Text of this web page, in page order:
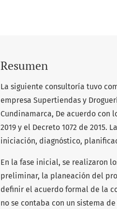
Resumen
La siguiente consultoría tuvo
empresa Supertiendas y
Cundinamarca, De acuerdo con
2019 y el Decreto 1072 de 2015.
iniciación, diagnóstico,
En la fase inicial, se realizaron
preliminar, la planeación del
definir el acuerdo formal de la
no se contaba con un sistema